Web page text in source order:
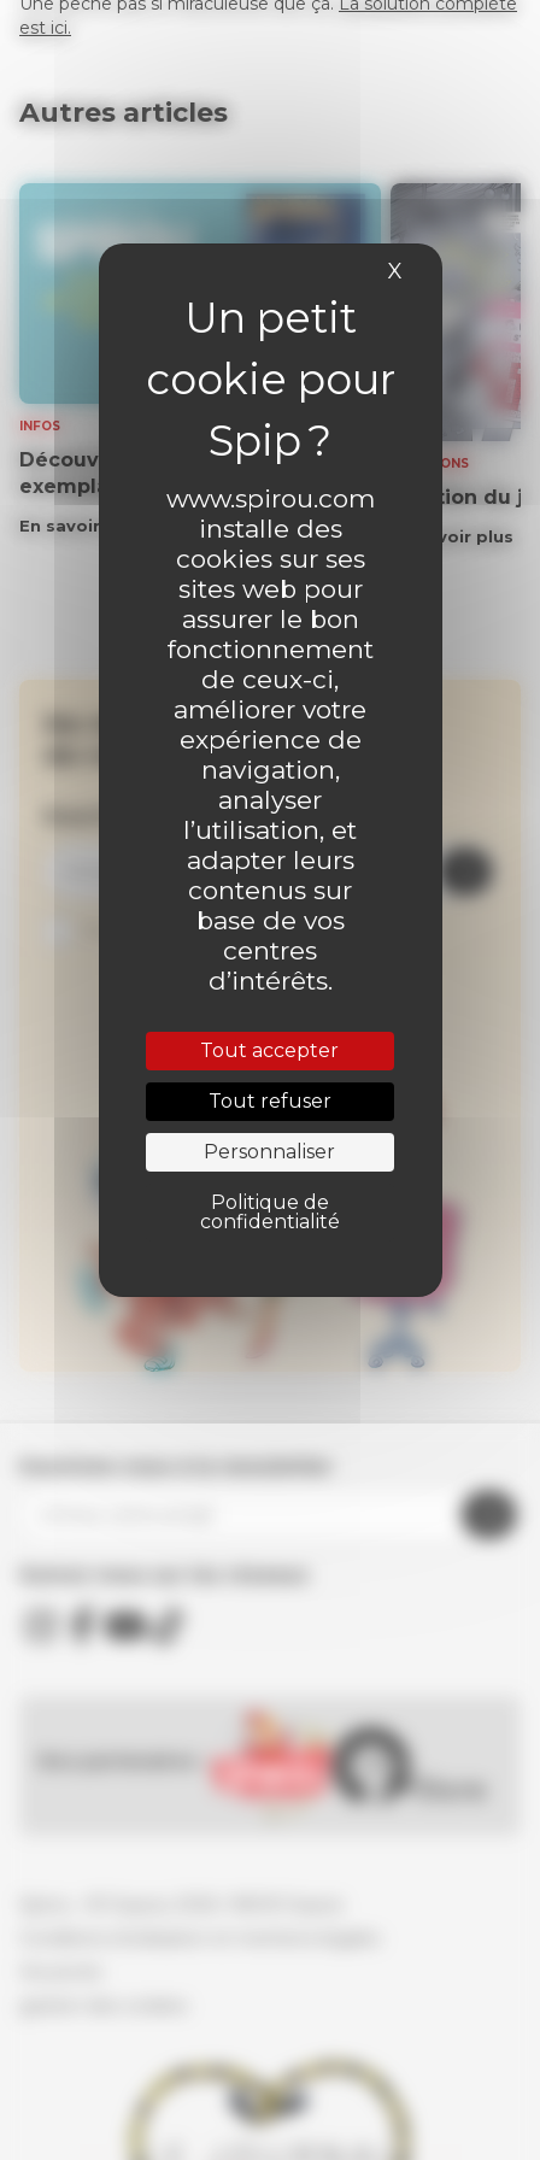
www.spirou.com
installe des
cookies sur ses
sites web pour
assurer le bon
fonctionnement
de ceux-ci,
améliorer votre
expérience de
navigation,
analyser
l’utilisation, et
adapter leurs
contenus sur
base de vos
centres
d’intérêts.
Tout accepter
Tout refuser
Personnaliser
Politique de
confidentialité
X Masquer le
est ici.
Autres articles
INFOS
Découvrez gratuitement un
exemplaire du journal !
En savoir plus
SOLUTIONS
Solution du
En savoir plus
Ne manquez aucune
de nos actualités !
Inscrivez-vous à la newsletter
Je suis abonné au site